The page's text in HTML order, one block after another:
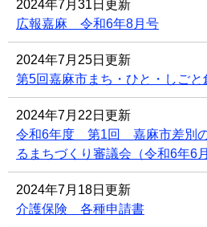
2024年7月31日更新
広報嘉麻 令和6年8月号
2024年7月25日更新
第5回嘉麻市まち・ひと・しごと
2024年7月22日更新
令和6年度 第1回 嘉麻市差別
るまちづくり審議会（令和6年6
2024年7月18日更新
介護保険 各種申請書